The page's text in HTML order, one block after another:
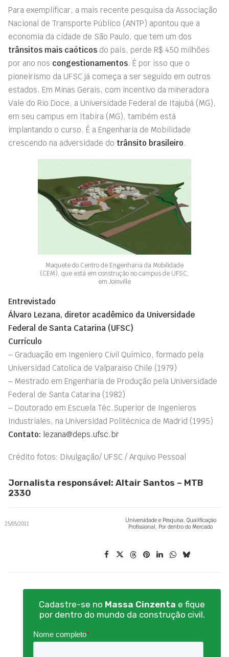
Para exemplificar, a mais recente pesquisa da Associação
Nacional de Transporte Público (ANTP) apontou que a
economia da cidade de São Paulo, que tem um dos
trânsitos mais caóticos do país, perde R$ 450 milhões
por ano nos congestionamentos. É por isso que o
pioneirismo da UFSC já começa a ser seguido em outros
estados. Em Minas Gerais, com incentivo da mineradora
Vale do Rio Doce, a Universidade Federal de Itajubá (MG),
em seu campus em Itabira (MG), também está
implantando o curso. É a Engenharia de Mobilidade
crescendo na adversidade do trânsito brasileiro.
Maquete do Centro de Engenharia da Mobilidade
(CEM), que está em construção no campus de UFSC,
em Joinville
Entrevistado
Álvaro Lezana, diretor acadêmico da Universidade
Federal de Santa Catarina (UFSC)
Currículo
– Graduação em Ingeniero Civil Químico, formado pela
Universidad Catolica de Valparaiso Chile (1979)
– Mestrado em Engenharia de Produção pela Universidade
Federal de Santa Catarina (1982)
– Doutorado em Escuela Téc.Superior de Ingenieros
Industriales, na Universidad Politécnica de Madrid (1995)
Contato: lezana@deps.ufsc.br
Crédito fotos: Divulgação/ UFSC / Arquivo Pessoal
Jornalista responsável: Altair Santos – MTB
2330
25/05/2011 Universidade e Pesquisa, Qualificação
Profissional, Por dentro do Mercado
Cadastre-se no Massa Cinzenta e fique
por dentro do mundo da construção civil.